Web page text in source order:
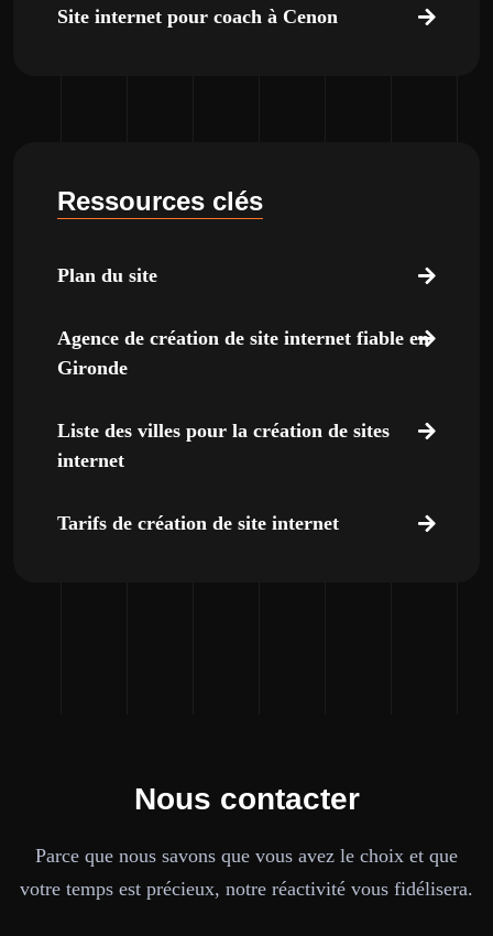
Site internet pour coach à Cenon
Ressources clés
Plan du site
Agence de création de site internet fiable en
Gironde
Liste des villes pour la création de sites
internet
Tarifs de création de site internet
Nous contacter
Parce que nous savons que vous avez le choix et que
votre temps est précieux, notre réactivité vous fidélisera.